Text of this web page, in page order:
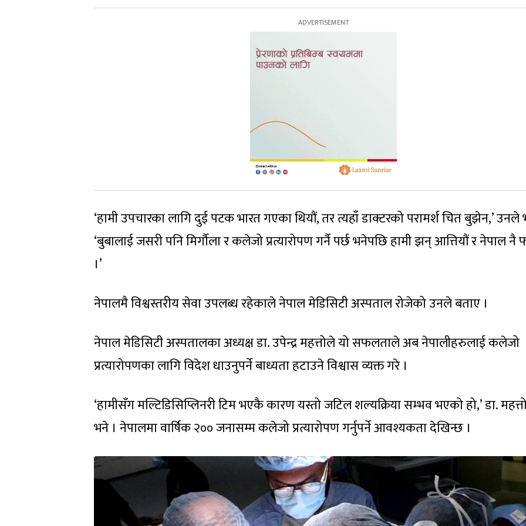
‘हामी उपचारका लागि दुई पटक भारत गएका थियौं, तर त्यहाँ डाक्टरको परामर्श चित बुझेन,’ उनले
‘बुबालाई जसरी पनि मिर्गौला र कलेजो प्रत्यारोपण गर्नै पर्छ भनेपछि हामी झन् आत्तियौं र नेपाल नै
।’
नेपालमै विश्वस्तरीय सेवा उपलब्ध रहेकाले नेपाल मेडिसिटी अस्पताल रोजेको उनले बताए ।
नेपाल मेडिसिटी अस्पतालका अध्यक्ष डा. उपेन्द्र महत्तोले यो सफलताले अब नेपालीहरुलाई कलेजो
प्रत्यारोपणका लागि विदेश धाउनुपर्ने बाध्यता हटाउने विश्वास व्यक्त गरे ।
‘हामीसँग मल्टिडिसिप्लिनरी टिम भएकै कारण यस्तो जटिल शल्यक्रिया सम्भव भएको हो,’ डा.
भने । नेपालमा वार्षिक २०० जनासम्म कलेजो प्रत्यारोपण गर्नुपर्ने आवश्यकता देखिन्छ ।